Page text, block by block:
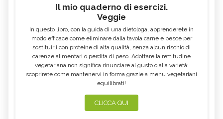
Il mio quaderno di esercizi.
Veggie
In questo libro, con la guida di una dietologa, apprenderete in
modo efficace come eliminare dalla tavola carne e pesce per
sostituirli con proteine di alta qualità, senza alcun rischio di
carenze alimentari o perdita di peso. Adottare la rettitudine
vegetariana non significa rinunciare al gusto o alla varietà:
scoprirete come mantenervi in forma grazie a menu vegetariani
equilibrati!
CLICCA QUI